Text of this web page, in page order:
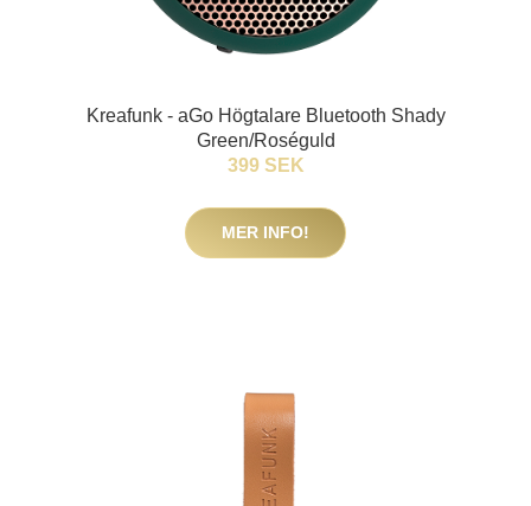
Kreafunk - aGo Högtalare Bluetooth Shady
Green/Roséguld
399 SEK
MER INFO!